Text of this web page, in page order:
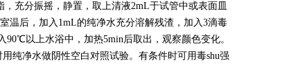
充分振摇，静置，取上清液2mL于试管中或表面皿
温后，加入1mL的纯净水充分溶解残渣，加入3滴毒
90℃以上水浴中，加热5min后取出，观察颜色变化。
纯净水做阴性空白对照试验。有条件时可用毒shu强